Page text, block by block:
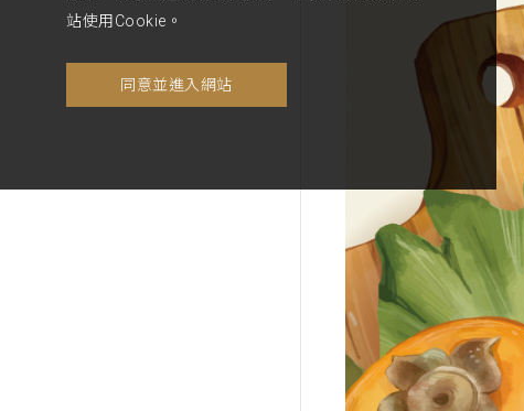
站使用Cookie。
同意並進入網站